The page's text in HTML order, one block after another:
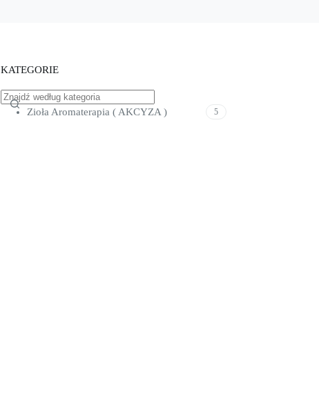
KATEGORIE
Zioła Aromaterapia ( AKCYZA ) 5